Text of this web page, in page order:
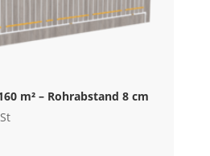
m² – Rohrabstand 8 cm